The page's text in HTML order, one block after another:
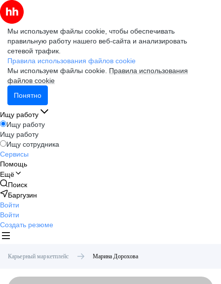
Мы используем файлы cookie, чтобы обеспечивать
правильную работу нашего веб-сайта и анализировать
сетевой трафик.
Правила использования файлов cookie
Мы используем файлы cookie. Правила использования
файлов cookie
Понятно
Ищу работу
Ищу работу
Ищу работу
Ищу сотрудника
Сервисы
Помощь
Ещё
Поиск
Баргузин
Войти
Войти
Создать резюме
Карьерный маркетплейс Марина Дорохова